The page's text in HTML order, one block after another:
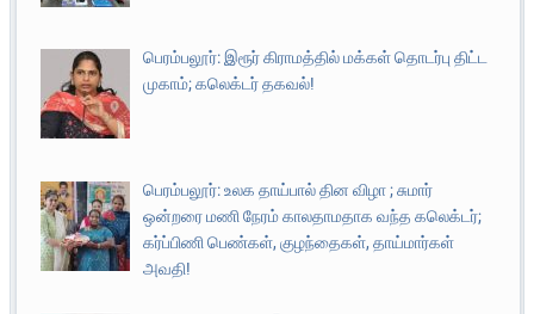
பெரம்பலூர்: இரூர் கிராமத்தில் மக்கள் தொடர்பு திட்ட
முகாம்; கலெக்டர் தகவல்!
பெரம்பலூர்: உலக தாய்பால் தின விழா ; சுமார்
ஒன்றரை மணி நேரம் காலதாமதாக வந்த கலெக்டர்;
கர்ப்பிணி பெண்கள், குழந்தைகள், தாய்மார்கள்
அவதி!